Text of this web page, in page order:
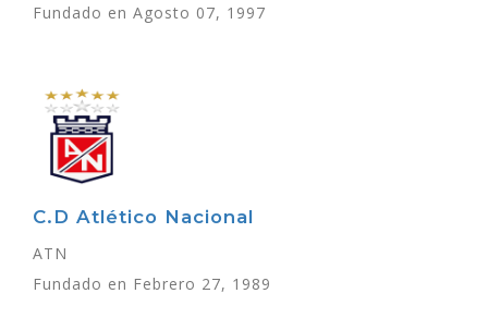
Fundado en Agosto 07, 1997
C.D Atlético Nacional
ATN
Fundado en Febrero 27, 1989